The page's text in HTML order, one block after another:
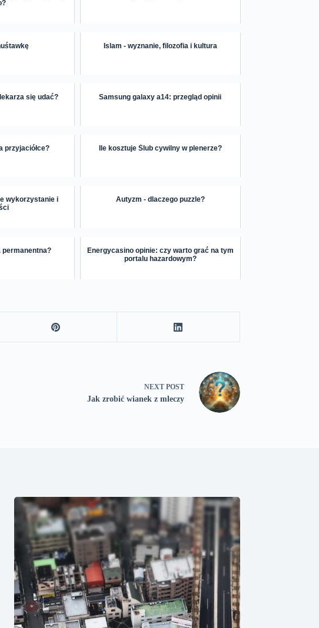
Islam - wyznanie, filozofia i kultura
się udać? Samsung galaxy a14: przegląd opinii
przyjaciółce? Ile kosztuje Ślub cywilny w plenerze?
wykorzystanie i
Autyzm - dlaczego puzzle?
permanentna?
Energycasino opinie: czy warto grać na tym
portalu hazardowym?
NEXT POST
Jak zrobić wianek z mleczy